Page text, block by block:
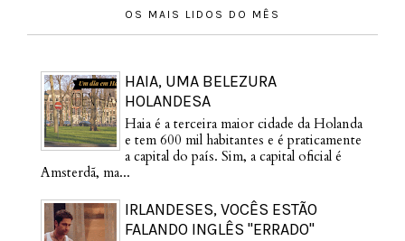
OS MAIS LIDOS DO MÊS
HAIA, UMA BELEZURA
HOLANDESA
Haia é a terceira maior cidade da Holanda
e tem 600 mil habitantes e é praticamente
a capital do país. Sim, a capital oficial é
Amsterdã, ma...
IRLANDESES, VOCÊS ESTÃO
FALANDO INGLÊS "ERRADO"